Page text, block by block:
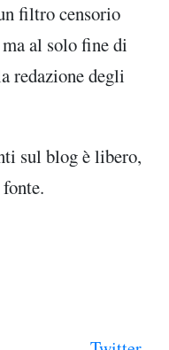
filtro censorio
al solo fine di
redazione degli
sul blog è libero,